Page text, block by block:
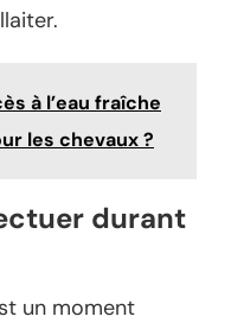
à l’eau fraîche
les chevaux ?
durant
un moment